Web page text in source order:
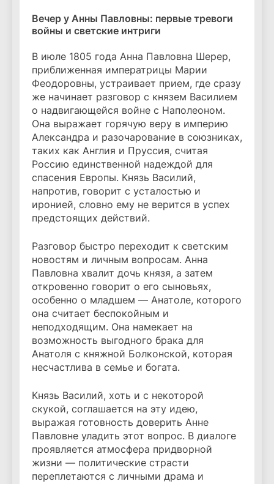
Вечер у Анны Павловны: первые тревоги
войны и светские интриги
В июле 1805 года Анна Павловна Шерер,
приближенная императрицы Марии
Феодоровны, устраивает прием, где сразу
же начинает разговор с князем Василием
о надвигающейся войне с Наполеоном.
Она выражает горячую веру в империю
Александра и разочарование в союзниках,
таких как Англия и Пруссия, считая
Россию единственной надеждой для
спасения Европы. Князь Василий,
напротив, говорит с усталостью и
иронией, словно ему не верится в успех
предстоящих действий.
Разговор быстро переходит к светским
новостям и личным вопросам. Анна
Павловна хвалит дочь князя, а затем
откровенно говорит о его сыновьях,
особенно о младшем — Анатоле, которого
она считает беспокойным и
неподходящим. Она намекает на
возможность выгодного брака для
Анатоля с княжной Болконской, которая
несчастлива в семье и богата.
Князь Василий, хоть и с некоторой
скукой, соглашается на эту идею,
выражая готовность доверить Анне
Павловне уладить этот вопрос. В диалоге
проявляется атмосфера придворной
жизни — политические страсти
переплетаются с личными драма и